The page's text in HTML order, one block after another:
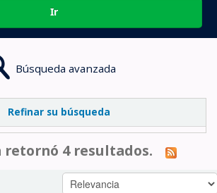
Ir
Búsqueda avanzada
Refinar su búsqueda
retornó 4 resultados.